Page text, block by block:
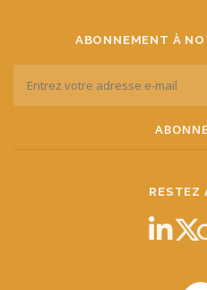
ABONNEMENT À
RESTEZ